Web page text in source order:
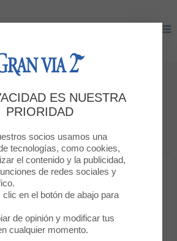
ANDREU
ES NUESTRA
PRIORIDAD
socios usamos una
tecnologías, como cookies,
el contenido y la publicidad,
de redes sociales y
clic en el botón de abajo para
de opinión y modificar tus
cualquier momento.